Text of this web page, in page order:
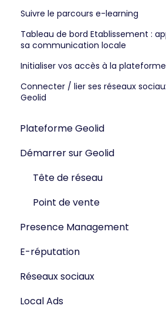
Suivre le parcours e-learning
Tableau de bord Etablissement :
sa communication locale
Initialiser vos accès à la plateforme
Connecter / lier ses réseaux
Geolid
Plateforme Geolid
Réseaux sociaux
Démarrer sur Geolid
Tête de réseau
Point de vente
Presence Management
E-réputation
Réseaux sociaux
Local Ads